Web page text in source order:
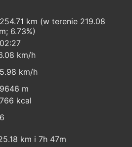
km (w terenie 219.08
6.73%)
km/h
km/h
m
kcal
km i 7h 47m